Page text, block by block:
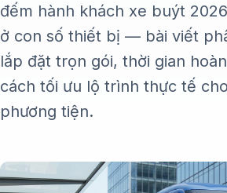
đếm hành khách xe buýt
ở con số thiết bị — bài viết
lắp đặt trọn gói, thời gian
cách tối ưu lộ trình thực tế
phương tiện.